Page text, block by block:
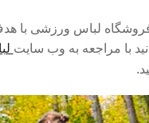
فروشگاه لباس ورزشی با
با مراجعه به وب سایت